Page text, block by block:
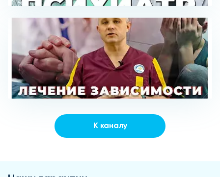
К каналу